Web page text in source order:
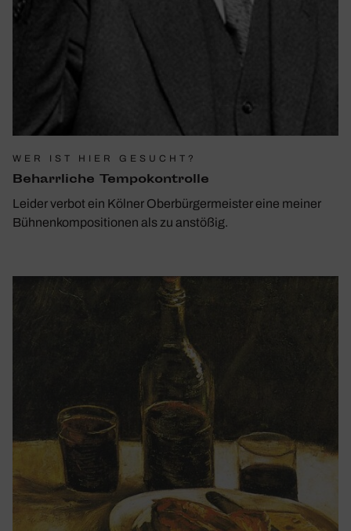
WER IST HIER GESUCHT?
Beharr­liche Tempo­kon­trolle
Leider verbot ein Kölner Oberbürgermeister eine meiner
Bühnenkompositionen als zu anstößig.